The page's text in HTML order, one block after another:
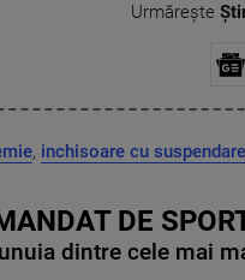
Urmărește
, inchisoare cu suspendare
DE
dintre cele mai